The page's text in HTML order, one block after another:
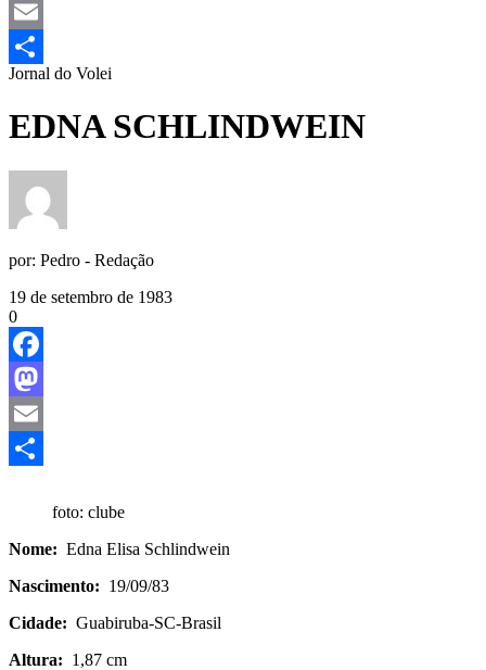
Mastodon
Email
Share
Jornal do Volei
EDNA SCHLINDWEIN
por: Pedro - Redação
19 de setembro de 1983
0
Facebook
Mastodon
Email
foto: clube
Nome: Edna Elisa Schlindwein
Nascimento: 19/09/83
Cidade: Guabiruba-SC-Brasil
Altura: 1,87 cm